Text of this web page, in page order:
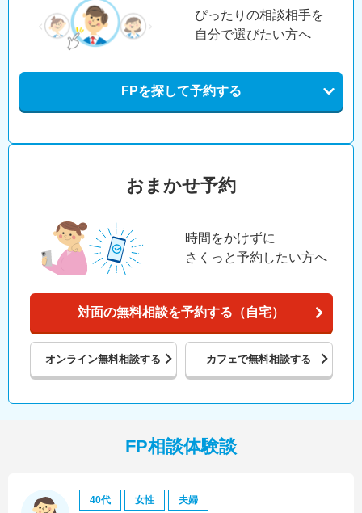
ぴったりの相談相手を
自分で選びたい方へ
FPを探して予約する
おまかせ予約
時間をかけずに
さくっと予約したい方へ
対面の無料相談を予約する（自宅）
オンライン無料相談する カフェで無料相談する
FP相談体験談
40代 女性 夫婦